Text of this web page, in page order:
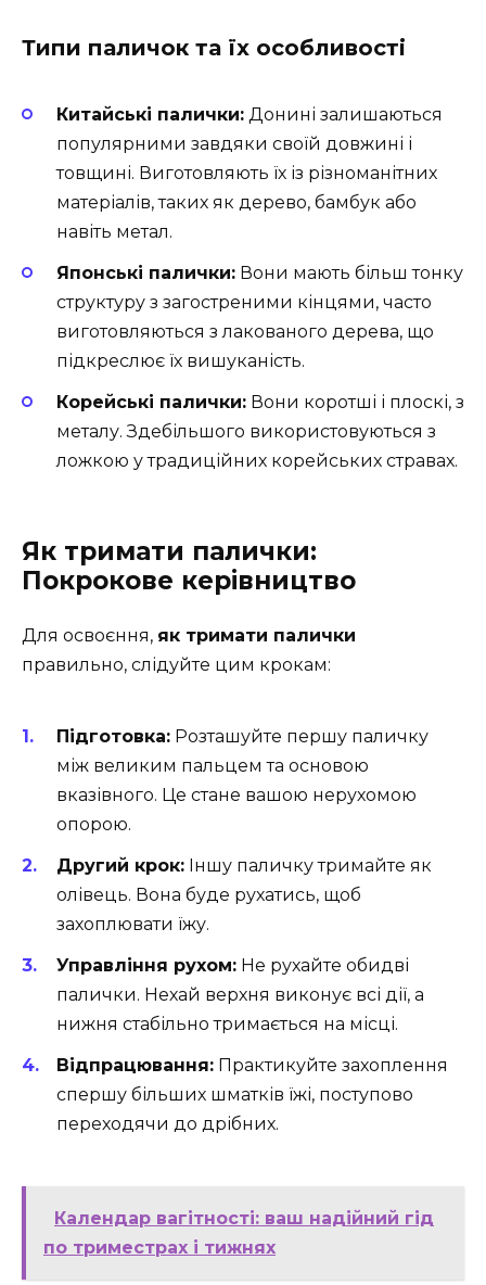
Типи паличок та їх особливості
Китайські палички: Донині залишаються
популярними завдяки своїй довжині і
товщині. Виготовляють їх із різноманітних
матеріалів, таких як дерево, бамбук або
навіть метал.
Японські палички: Вони мають більш тонку
структуру з загостреними кінцями, часто
виготовляються з лакованого дерева, що
підкреслює їх вишуканість.
Корейські палички: Вони коротші і плоскі, з
металу. Здебільшого використовуються з
ложкою у традиційних корейських стравах.
Як тримати палички:
Покрокове керівництво
Для освоєння, як тримати палички
правильно, слідуйте цим крокам:
Підготовка: Розташуйте першу паличку
між великим пальцем та основою
вказівного. Це стане вашою нерухомою
опорою.
Другий крок: Іншу паличку тримайте як
олівець. Вона буде рухатись, щоб
захоплювати їжу.
Управління рухом: Не рухайте обидві
палички. Нехай верхня виконує всі дії, а
нижня стабільно тримається на місці.
Відпрацювання: Практикуйте захоплення
спершу більших шматків їжі, поступово
переходячи до дрібних.
Календар вагітності: ваш надійний гід
по триместрах і тижнях